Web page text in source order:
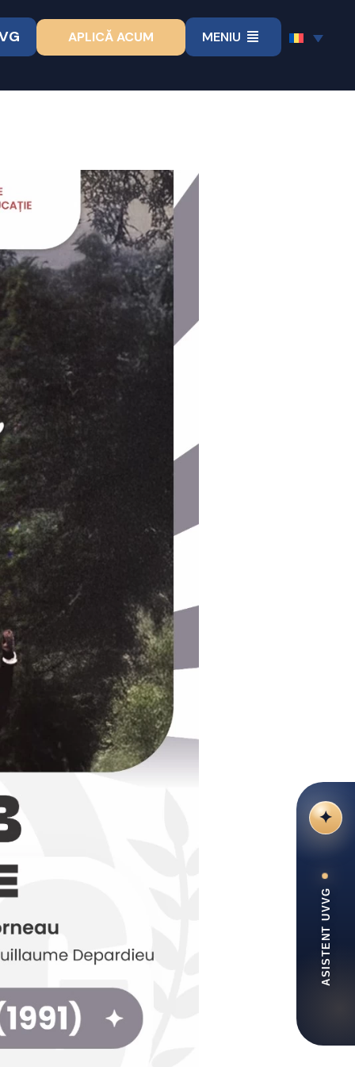
APLICĂ ACUM MENIU